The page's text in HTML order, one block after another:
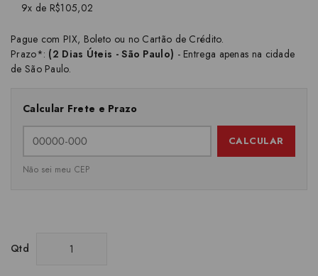
9x de R$105,02
Pague com PIX, Boleto ou no Cartão de Crédito.
Prazo*: (2 Dias Úteis - São Paulo) - Entrega apenas na cidade
de São Paulo.
Calcular Frete e Prazo
CALCULAR
Não sei meu CEP
Qtd